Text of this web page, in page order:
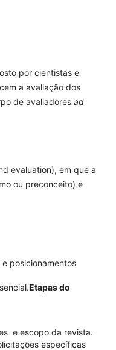
por cientistas e
a avaliação dos
de avaliadores ad
evaluation), em que a
ou preconceito) e
posicionamentos
Etapas do
e escopo da revista.
específicas